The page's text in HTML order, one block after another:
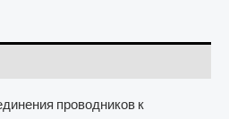
проводников к